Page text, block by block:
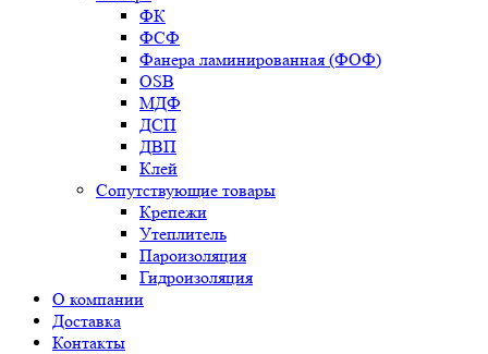
ФК
ФСФ
Фанера ламинированная (ФОФ)
OSB
МДФ
ДСП
ДВП
Клей
Сопутствующие товары
Крепежи
Утеплитель
Пароизоляция
Гидроизоляция
О компании
Доставка
Контакты